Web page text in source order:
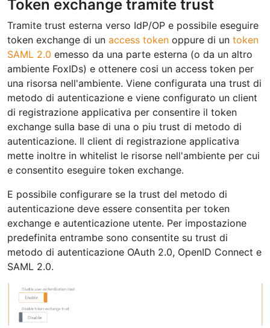
Token exchange tramite trust
Tramite trust esterna verso IdP/OP e possibile eseguire
token exchange di un access token oppure di un token
SAML 2.0 emesso da una parte esterna (o da un altro
ambiente FoxIDs) e ottenere cosi un access token per
una risorsa nell'ambiente. Viene configurata una trust di
metodo di autenticazione e viene configurato un client
di registrazione applicativa per consentire il token
exchange sulla base di una o piu trust di metodo di
autenticazione. Il client di registrazione applicativa
mette inoltre in whitelist le risorse nell'ambiente per cui
e consentito eseguire token exchange.
E possibile configurare se la trust del metodo di
autenticazione deve essere consentita per token
exchange e autenticazione utente. Per impostazione
predefinita entrambe sono consentite su trust di
metodo di autenticazione OAuth 2.0, OpenID Connect e
SAML 2.0.